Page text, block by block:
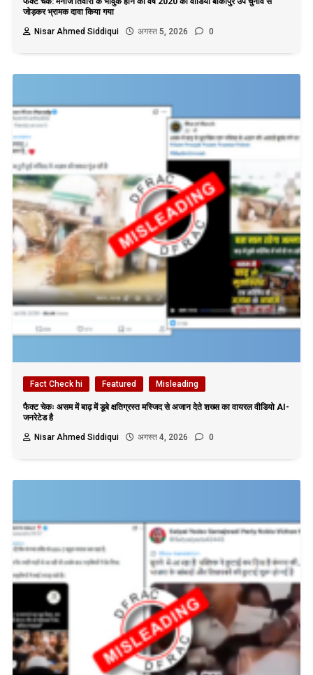
जोड़कर भ्रामक दावा किया गया
Nisar Ahmed Siddiqui
अगस्त 5, 2026 0
Fact Check hi Featured Misleading
फैक्ट चेकः असम में बाढ़ में डूबे क्षतिग्रस्त मस्जिद से अजान देते शख्स का वायरल वीडियो AI-
जनरेटेड है
Nisar Ahmed Siddiqui
अगस्त 4, 2026 0